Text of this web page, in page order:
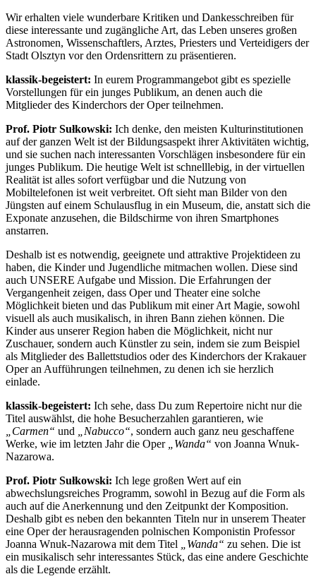
Wir erhalten viele wunderbare Kritiken und Dankesschreiben für
diese interessante und zugängliche Art, das Leben unseres großen
Astronomen, Wissenschaftlers, Arztes, Priesters und Verteidigers der
Stadt Olsztyn vor den Ordensrittern zu präsentieren.
klassik-begeistert: In eurem Programmangebot gibt es spezielle
Vorstellungen für ein junges Publikum, an denen auch die
Mitglieder des Kinderchors der Oper teilnehmen.
Prof. Piotr Sułkowski: Ich denke, den meisten Kulturinstitutionen
auf der ganzen Welt ist der Bildungsaspekt ihrer Aktivitäten wichtig,
und sie suchen nach interessanten Vorschlägen insbesondere für ein
junges Publikum. Die heutige Welt ist schnelllebig, in der virtuellen
Realität ist alles sofort verfügbar und die Nutzung von
Mobiltelefonen ist weit verbreitet. Oft sieht man Bilder von den
Jüngsten auf einem Schulausflug in ein Museum, die, anstatt sich die
Exponate anzusehen, die Bildschirme von ihren Smartphones
anstarren.
Deshalb ist es notwendig, geeignete und attraktive Projektideen zu
haben, die Kinder und Jugendliche mitmachen wollen. Diese sind
auch UNSERE Aufgabe und Mission. Die Erfahrungen der
Vergangenheit zeigen, dass Oper und Theater eine solche
Möglichkeit bieten und das Publikum mit einer Art Magie, sowohl
visuell als auch musikalisch, in ihren Bann ziehen können. Die
Kinder aus unserer Region haben die Möglichkeit, nicht nur
Zuschauer, sondern auch Künstler zu sein, indem sie zum Beispiel
als Mitglieder des Ballettstudios oder des Kinderchors der Krakauer
Oper an Aufführungen teilnehmen, zu denen ich sie herzlich
einlade.
klassik-begeistert: Ich sehe, dass Du zum Repertoire nicht nur die
Titel auswählst, die hohe Besucherzahlen garantieren, wie
„Carmen“ und „Nabucco“, sondern auch ganz neu geschaffene
Werke, wie im letzten Jahr die Oper
„Wanda“ von Joanna Wnuk-
Nazarowa.
Prof. Piotr Sułkowski: Ich lege großen Wert auf ein
abwechslungsreiches Programm, sowohl in Bezug auf die Form als
auch auf die Anerkennung und den Zeitpunkt der Komposition.
Deshalb gibt es neben den bekannten Titeln nur in unserem Theater
eine Oper der herausragenden polnischen Komponistin Professor
Joanna Wnuk-Nazarowa mit dem Titel
„Wanda“ zu sehen. Die ist
ein musikalisch sehr interessantes Stück, das eine andere Geschichte
als die Legende erzählt.